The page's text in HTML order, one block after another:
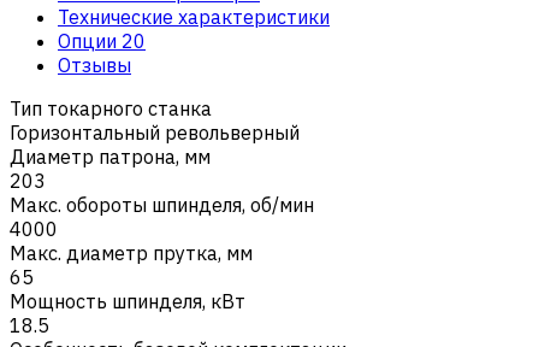
Технические характеристики
Опции 20
Отзывы
Тип токарного станка
Горизонтальный револьверный
Диаметр патрона, мм
203
Макс. обороты шпинделя, об/мин
4000
Макс. диаметр прутка, мм
65
Мощность шпинделя, кВт
18.5